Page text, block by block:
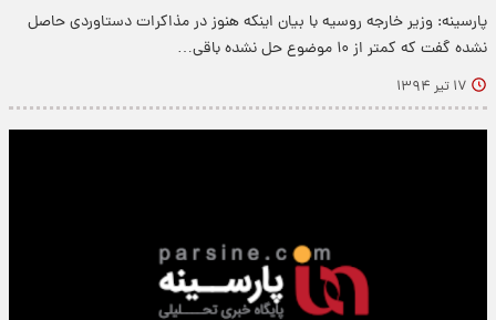
پارسینه: وزیر خارجه روسیه با بیان اینکه هنوز در مذاکرات دستاوردی حاصل
نشده گفت که کمتر از ۱۰ موضوع حل نشده باقی…
۱۷ تیر ۱۳۹۴